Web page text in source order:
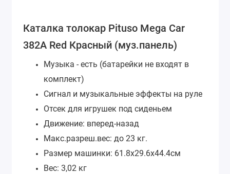
Каталка толокар Pituso Mega Car
382A Red Красный (муз.панель)
Музыка - есть (батарейки не входят в
комплект)
Сигнал и музыкальные эффекты на руле
Отсек для игрушек под сиденьем
Движение: вперед-назад
Макс.разреш.вес: до 23 кг.
Размер машинки: 61.8х29.6х44.4см
Вес: 3,02 кг